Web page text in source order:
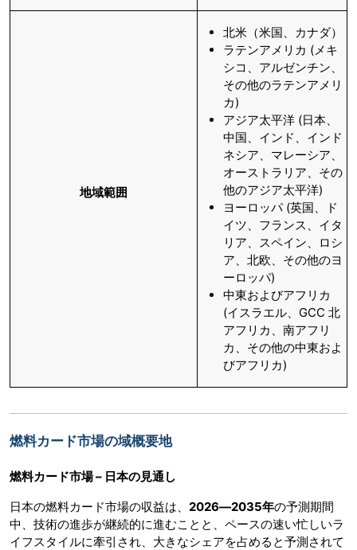
地域範囲
北米（米国、カナダ）
ラテンアメリカ (メキ
シコ、アルゼンチン、
その他のラテンアメリ
カ)
アジア太平洋 (日本、
中国、インド、インド
ネシア、マレーシア、
オーストラリア、その
他のアジア太平洋)
ヨーロッパ (英国、ド
イツ、フランス、イタ
リア、スペイン、ロシ
ア、北欧、その他のヨ
ーロッパ)
中東およびアフリカ
(イスラエル、GCC 北
アフリカ、南アフリ
カ、その他の中東およ
びアフリカ)
燃料カード市場の域概要地
燃料カード市場 – 日本の見通し
日本の燃料カード市場の収益は、 2026―2035年の予測期間
中、技術の進歩が継続的に進むことと、ペースの速い忙しいラ
イフスタイルに牽引され、大きなシェアを占めると予測されて